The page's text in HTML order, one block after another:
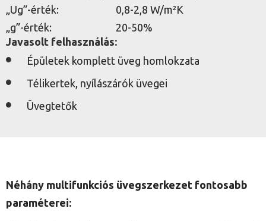
„Ug”-érték: 0,8-2,8 W/m²K
„g”-érték: 20-50%
Javasolt felhasználás:
Épületek komplett üveg homlokzata
Télikertek, nyílászárók üvegei
Üvegtetők
Néhány multifunkciós üvegszerkezet fontosabb
paraméterei: